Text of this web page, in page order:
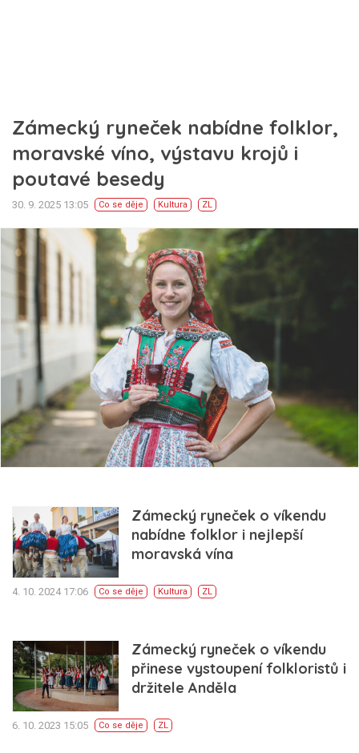
Zámecký ryneček nabídne folklor,
moravské víno, výstavu krojů i
poutavé besedy
30. 9. 2025 13:05 Co se děje Kultura ZL
Zámecký ryneček o víkendu
nabídne folklor i nejlepší
moravská vína
4. 10. 2024 17:06 Co se děje Kultura ZL
Zámecký ryneček o víkendu
přinese vystoupení folkloristů i
držitele Anděla
6. 10. 2023 15:05 Co se děje ZL